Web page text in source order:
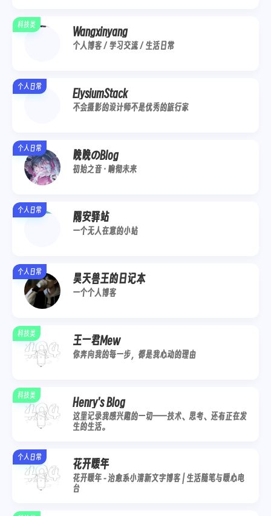
科技类
Wangxinyang
个人博客 / 学习交流 / 生活日常
个人日常
ElysiumStack
不会摄影的设计师不是优秀的旅行家
个人日常
晚晚のBlog
初始之音 · 响彻未来
个人日常
隅安驿站
一个无人在意的小站
个人日常
昊天兽王的日记本
一个个人博客
科技类
王一君Mew
你奔向我的每一步，都是我心动的理由
科技类
Henry's Blog
这里记录我感兴趣的一切——技术、思考、还有正在发
生的生活。
个人日常
花开暖年
花开暖年 - 治愈系小清新文字博客 | 生活随笔与暖心电
台